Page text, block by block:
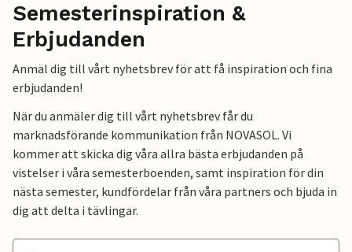
Semesterinspiration &
Erbjudanden
Anmäl dig till vårt nyhetsbrev för att få inspiration och fina
erbjudanden!
När du anmäler dig till vårt nyhetsbrev får du
marknadsförande kommunikation från NOVASOL. Vi
kommer att skicka dig våra allra bästa erbjudanden på
vistelser i våra semesterboenden, samt inspiration för din
nästa semester, kundfördelar från våra partners och bjuda in
dig att delta i tävlingar.